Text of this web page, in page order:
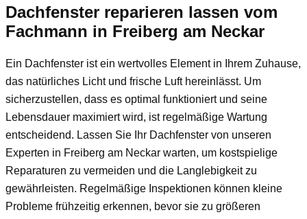
Dachfenster reparieren lassen vom
Fachmann in Freiberg am Neckar
Ein Dachfenster ist ein wertvolles Element in Ihrem Zuhause,
das natürliches Licht und frische Luft hereinlässt. Um
sicherzustellen, dass es optimal funktioniert und seine
Lebensdauer maximiert wird, ist regelmäßige Wartung
entscheidend. Lassen Sie Ihr Dachfenster von unseren
Experten in Freiberg am Neckar warten, um kostspielige
Reparaturen zu vermeiden und die Langlebigkeit zu
gewährleisten. Regelmäßige Inspektionen können kleine
Probleme frühzeitig erkennen, bevor sie zu größeren